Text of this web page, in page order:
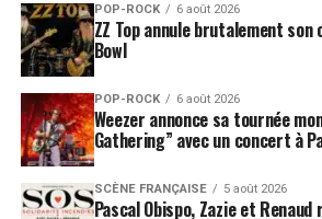
POP-ROCK 6 août 2026
ZZ Top annule brutalement son
Bowl
POP-ROCK 6 août 2026
Weezer annonce sa tournée
Gathering” avec un concert à
SCÈNE FRANÇAISE 5 août 2026
Pascal Obispo, Zazie et